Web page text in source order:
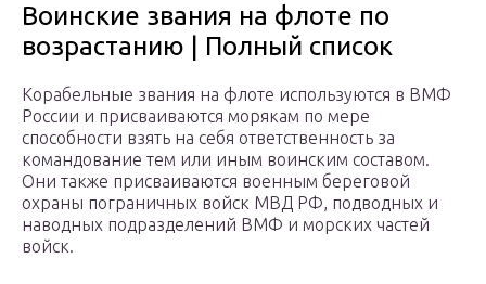
Воинские звания на флоте по
возрастанию | Полный список
Корабельные звания на флоте используются в ВМФ
России и присваиваются морякам по мере
способности взять на себя ответственность за
командование тем или иным воинским составом.
Они также присваиваются военным береговой
охраны пограничных войск МВД РФ, подводных и
наводных подразделений ВМФ и морских частей
войск.